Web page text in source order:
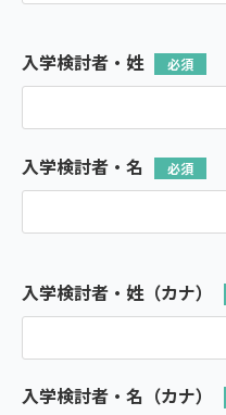
入学検討者・姓
入学検討者・名
入学検討者・姓（カナ）
入学検討者・名（カナ）